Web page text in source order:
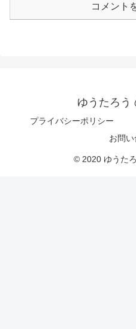
コメント
ゆうたろう
プライバシーポリシー
お問
© 2020 ゆうた